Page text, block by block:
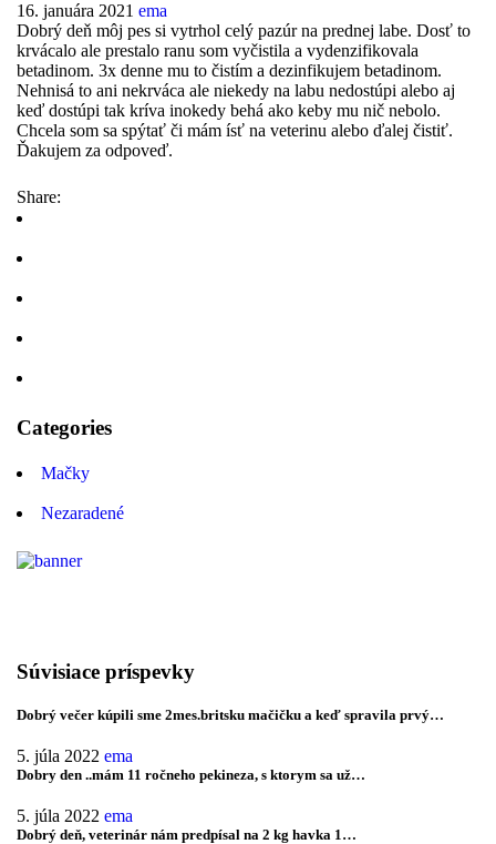
16. januára 2021 ema
Dobrý deň môj pes si vytrhol celý pazúr na prednej labe. Dosť to
krvácalo ale prestalo ranu som vyčistila a vydenzifikovala
betadinom. 3x denne mu to čistím a dezinfikujem betadinom.
Nehnisá to ani nekrváca ale niekedy na labu nedostúpi alebo aj
keď dostúpi tak kríva inokedy behá ako keby mu nič nebolo.
Chcela som sa spýtať či mám ísť na veterinu alebo ďalej čistiť.
Ďakujem za odpoveď.
Share:
Categories
Mačky
Nezaradené
Súvisiace príspevky
Dobrý večer kúpili sme 2mes.britsku mačičku a keď spravila prvý…
5. júla 2022 ema
Dobry den ..mám 11 ročneho pekineza, s ktorym sa už…
5. júla 2022 ema
Dobrý deň, veterinár nám predpísal na 2 kg havka 1…